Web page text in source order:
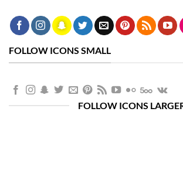
FOLLOW ICONS SMALL
FOLLOW ICONS